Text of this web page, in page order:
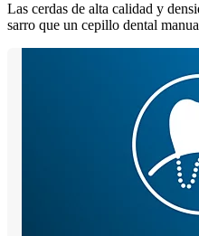
Las cerdas de alta calidad y
sarro que un cepillo dental